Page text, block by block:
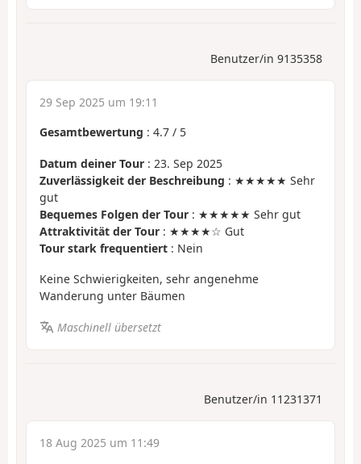
Benutzer/in 9135358
29 Sep 2025 um 19:11
Gesamtbewertung : 4.7 / 5
Datum deiner Tour : 23. Sep 2025
Zuverlässigkeit der Beschreibung : ★★★★★ Sehr
gut
Bequemes Folgen der Tour : ★★★★★ Sehr gut
Attraktivität der Tour : ★★★★☆ Gut
Tour stark frequentiert : Nein
Keine Schwierigkeiten, sehr angenehme
Wanderung unter Bäumen
Maschinell übersetzt
Benutzer/in 11231371
18 Aug 2025 um 11:49